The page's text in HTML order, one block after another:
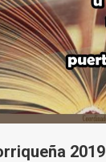
2019